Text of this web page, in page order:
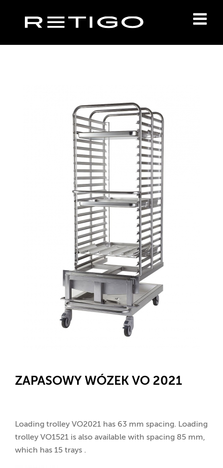
ZAPASOWY WÓZEK VO 2021
Loading trolley VO2021 has 63 mm spacing. Loading
trolley VO1521 is also available with spacing 85 mm,
which has 15 trays .